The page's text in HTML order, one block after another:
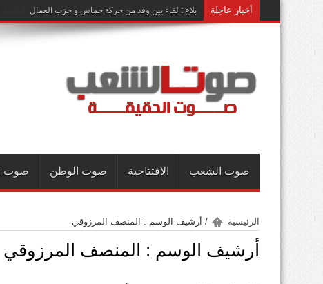
أخبار عاجلة بمناسبة الذكرى 13 لانتصار شعبنا على الدكتاتورية : لنواصل النضال من أجل تحقيق أهداف ثورتنا
صوت الشعب الافتتاحية صوت الوطن صوت
الرئيسية / أرشيف الوسم : المنصف المرزوقي
أرشيف الوسم : المنصف المرزوقي